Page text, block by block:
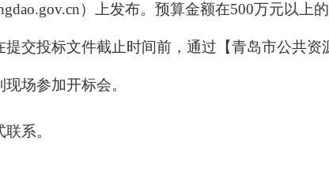
）上发布。预算金额在500万元以上
交投标文件截止时间前，通过【青岛市公共资
场参加开标会。
系。